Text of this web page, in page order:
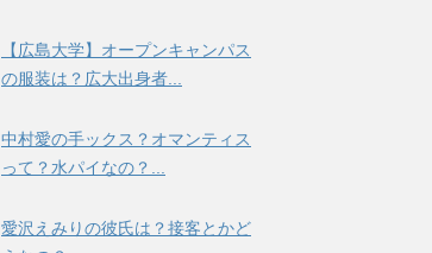
【広島大学】オープンキャンパス
の服装は？広大出身者...
中村愛の手ックス？オマンティス
って？水パイなの？...
愛沢えみりの彼氏は？接客とかど